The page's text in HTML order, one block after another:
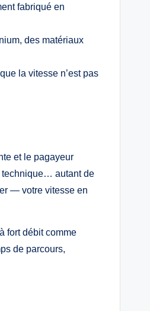
fabriqué en
des matériaux
la vitesse n’est pas
et le pagayeur
technique… autant de
— votre vitesse en
fort débit comme
de parcours,